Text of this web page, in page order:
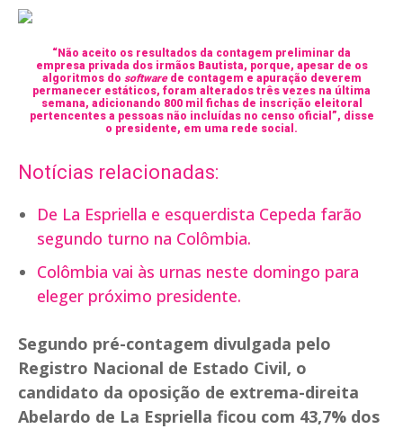
“Não aceito os resultados da contagem preliminar da
empresa privada dos irmãos Bautista, porque, apesar de os
algoritmos do softwarede contagem e apuração deverem
permanecer estáticos, foram alterados três vezes na última
semana, adicionando 800 mil fichas de inscrição eleitoral
pertencentes a pessoas não incluídas no censo oficial”, disse
o presidente, em uma rede social.
Notícias relacionadas:
De La Espriella e esquerdista Cepeda farão
segundo turno na Colômbia.
Colômbia vai às urnas neste domingo para
eleger próximo presidente.
Segundo pré-contagem divulgada pelo
Registro Nacional de Estado Civil, o
candidato da oposição de extrema-direita
Abelardo de La Espriella ficou com 43,7% dos